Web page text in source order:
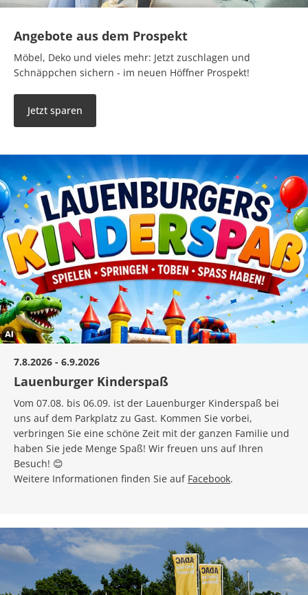
Angebote aus dem Prospekt
Möbel, Deko und vieles mehr: Jetzt zuschlagen und
Schnäppchen sichern - im neuen Höffner Prospekt!
Jetzt sparen
7.8.2026 - 6.9.2026
Lauenburger Kinderspaß
Vom 07.08. bis 06.09. ist der Lauenburger Kinderspaß bei
uns auf dem Parkplatz zu Gast. Kommen Sie vorbei,
verbringen Sie eine schöne Zeit mit der ganzen Familie und
haben Sie jede Menge Spaß! Wir freuen uns auf Ihren
Besuch! 😊
Weitere Informationen finden Sie auf Facebook.